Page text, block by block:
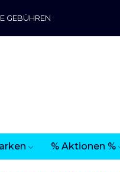
GEBÜHREN
% Aktionen %